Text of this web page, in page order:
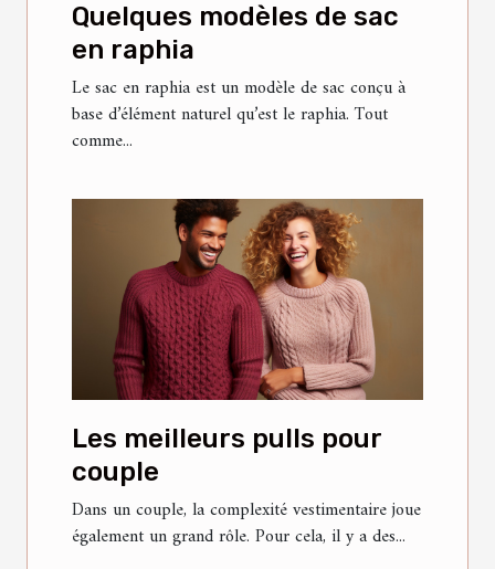
Quelques modèles de sac
en raphia
Le sac en raphia est un modèle de sac conçu à
base d’élément naturel qu’est le raphia. Tout
comme...
Les meilleurs pulls pour
couple
Dans un couple, la complexité vestimentaire joue
également un grand rôle. Pour cela, il y a des...